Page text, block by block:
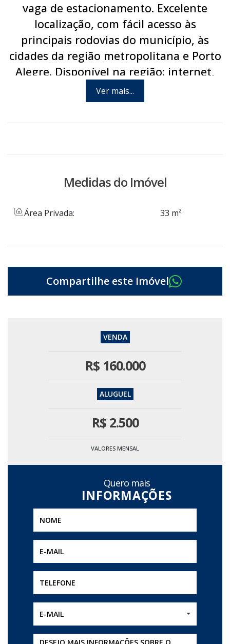
vaga de estacionamento. Excelente
localização, com fácil acesso às
principais rodovias do município, às
cidades da região metropolitana e Porto
Alegre. Disponível na região: internet,
abastecimento de água, energia elétrica,
linha telefônica e linha de ônibus. Via
pública asfaltada. Agende hoje mesmo
consultores.
Ver mais...
Medidas do Imóvel
Área Privada: 33 m²
R$160.000
R$2.500
VALORES MENSAL
Quero mais
E-MAIL